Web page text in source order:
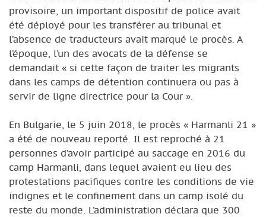
provisoire, un important dispositif de police avait
été déployé pour les transférer au tribunal et
l’absence de traducteurs avait marqué le procès. A
l’époque, l’un des avocats de la défense se
demandait « si cette façon de traiter les migrants
dans les camps de détention continuera ou pas à
servir de ligne directrice pour la Cour ».
En Bulgarie, le 5 juin 2018, le procès « Harmanli 21 »
a été de nouveau reporté. Il est reproché à 21
personnes d’avoir participé au saccage en 2016 du
camp Harmanli, dans lequel avaient eu lieu des
protestations pacifiques contre les conditions de vie
indignes et le confinement dans un camp isolé du
reste du monde. L’administration déclara que 300